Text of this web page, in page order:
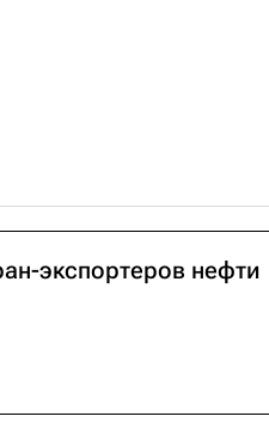
экспортеров нефти